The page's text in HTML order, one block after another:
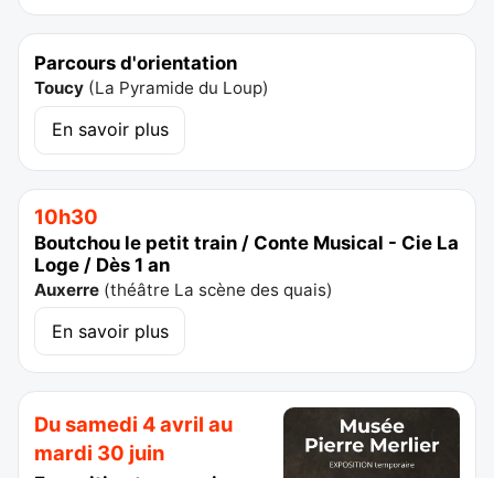
Parcours d'orientation
Toucy (La Pyramide du Loup)
En savoir plus
10h30
Boutchou le petit train / Conte Musical - Cie La
Loge / Dès 1 an
Auxerre (théâtre La scène des quais)
En savoir plus
Du samedi 4 avril au
mardi 30 juin